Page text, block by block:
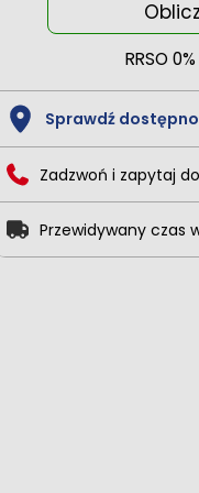
RRSO
Zadzwoń i zapytaj
Przewidywany czas
Sprawdź